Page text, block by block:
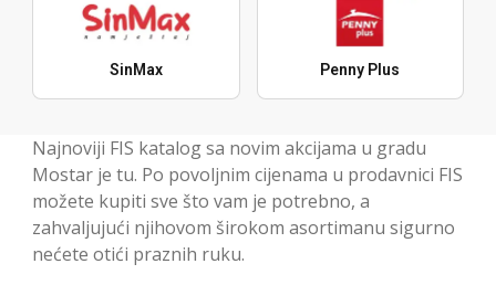
SinMax Penny Plus
Najnoviji FIS katalog sa novim akcijama u gradu
Mostar je tu. Po povoljnim cijenama u prodavnici FIS
možete kupiti sve što vam je potrebno, a
zahvaljujući njihovom širokom asortimanu sigurno
nećete otići praznih ruku.